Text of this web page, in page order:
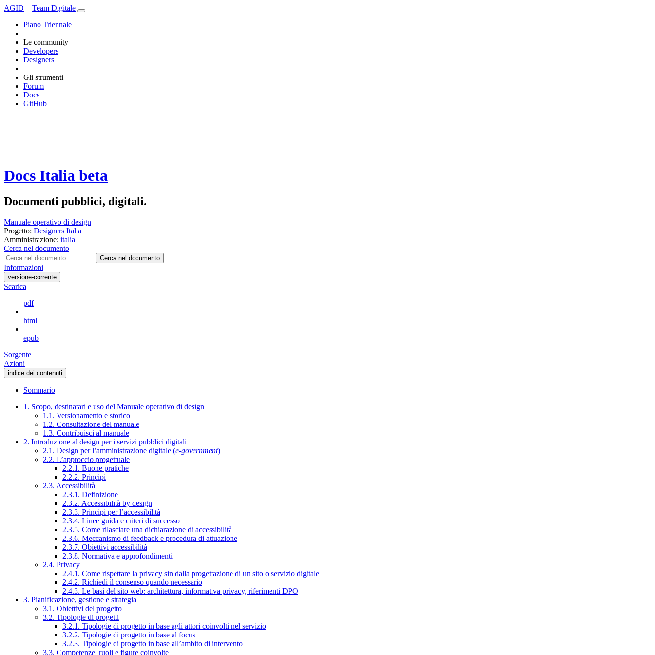
AGID + Team Digitale
Piano Triennale
Le community
Developers
Designers
Gli strumenti
Forum
Docs
GitHub
Docs Italia beta
Documenti pubblici, digitali.
Manuale operativo di design
Progetto: Designers Italia
Amministrazione: italia
Cerca nel documento
Cerca nel documento
Informazioni
versione-corrente
Scarica
pdf
html
epub
Sorgente
Azioni
indice dei contenuti
Sommario
1. Scopo, destinatari e uso del Manuale operativo di design
1.1. Versionamento e storico
1.2. Consultazione del manuale
1.3. Contribuisci al manuale
2. Introduzione al design per i servizi pubblici digitali
2.1. Design per l’amministrazione digitale (e-government)
2.2. L’approccio progettuale
2.2.1. Buone pratiche
2.2.2. Principi
2.3. Accessibilità
2.3.1. Definizione
2.3.2. Accessibilità by design
2.3.3. Principi per l’accessibilità
2.3.4. Linee guida e criteri di successo
2.3.5. Come rilasciare una dichiarazione di accessibilità
2.3.6. Meccanismo di feedback e procedura di attuazione
2.3.7. Obiettivi accessibilità
2.3.8. Normativa e approfondimenti
2.4. Privacy
2.4.1. Come rispettare la privacy sin dalla progettazione di un sito o servizio digitale
2.4.2. Richiedi il consenso quando necessario
2.4.3. Le basi del sito web: architettura, informativa privacy, riferimenti DPO
3. Pianificazione, gestione e strategia
3.1. Obiettivi del progetto
3.2. Tipologie di progetti
3.2.1. Tipologie di progetto in base agli attori coinvolti nel servizio
3.2.2. Tipologie di progetto in base al focus
3.2.3. Tipologie di progetto in base all’ambito di intervento
3.3. Competenze, ruoli e figure coinvolte